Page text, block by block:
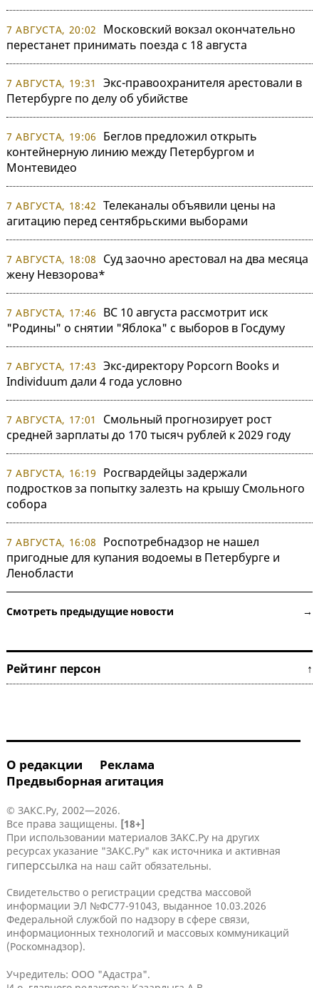
7 АВГУСТА, 20:02
Московский вокзал окончательно
перестанет принимать поезда с 18 августа
7 АВГУСТА, 19:31
Экс-правоохранителя арестовали в
Петербурге по делу об убийстве
7 АВГУСТА, 19:06
Беглов предложил открыть
контейнерную линию между Петербургом и
Монтевидео
7 АВГУСТА, 18:42 Телеканалы объявили цены на
агитацию перед сентябрьскими выборами
7 АВГУСТА, 18:08
Суд заочно арестовал на два месяца
жену Невзорова*
7 АВГУСТА, 17:46
ВС 10 августа рассмотрит иск
"Родины" о снятии "Яблока" с выборов в Госдуму
7 АВГУСТА, 17:43 Экс-директору Popcorn Books и
Individuum дали 4 года условно
7 АВГУСТА, 17:01
Смольный прогнозирует рост
средней зарплаты до 170 тысяч рублей к 2029 году
7 АВГУСТА, 16:19
Росгвардейцы задержали
подростков за попытку залезть на крышу Смольного
собора
7 АВГУСТА, 16:08
Роспотребнадзор не нашел
пригодные для купания водоемы в Петербурге и
Ленобласти
Смотреть предыдущие новости →
Рейтинг персон ↑
О редакции
Реклама
Предвыборная агитация
© ЗАКС.Ру, 2002—2026.
Все права защищены. [18+]
При использовании материалов ЗАКС.Ру на других
ресурсах указание "ЗАКС.Ру" как источника и активная
гиперссылка на наш сайт обязательны.
Свидетельство о регистрации средства массовой
информации ЭЛ №ФС77-91043, выданное 10.03.2026
Федеральной службой по надзору в сфере связи,
информационных технологий и массовых коммуникаций
(Роскомнадзор).
Учредитель: ООО "Адастра".